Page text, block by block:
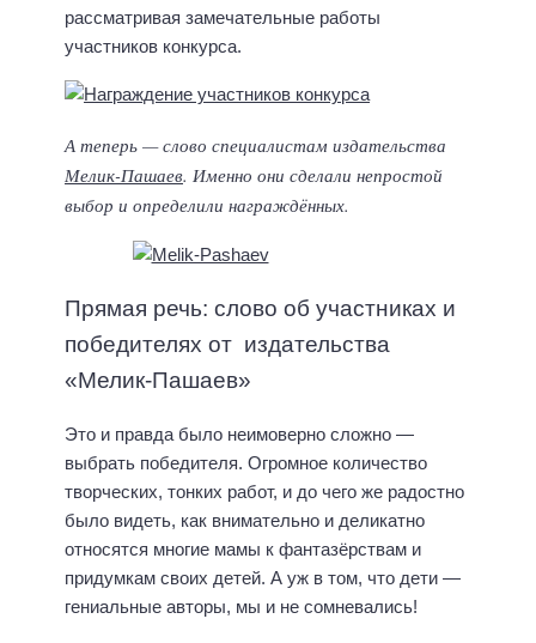
рассматривая замечательные работы
участников конкурса.
А теперь — слово специалистам издательства
Мелик-Пашаев. Именно они сделали непростой
выбор и определили награждённых.
Прямая речь: слово об участниках и
победителях от издательства
«Мелик-Пашаев»
Это и правда было неимоверно сложно —
выбрать победителя. Огромное количество
творческих, тонких работ, и до чего же радостно
было видеть, как внимательно и деликатно
относятся многие мамы к фантазёрствам и
придумкам своих детей. А уж в том, что дети —
гениальные авторы, мы и не сомневались!